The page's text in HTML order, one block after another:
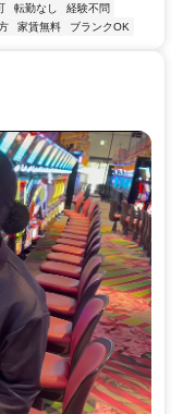
転勤なし
経験不問
家賃無料 ブランクOK